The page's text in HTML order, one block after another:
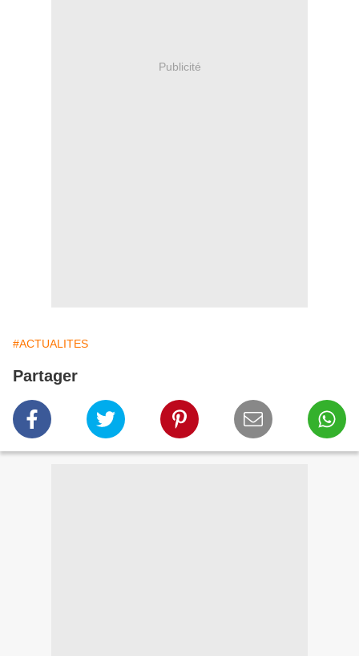
Publicité
#ACTUALITES
Partager